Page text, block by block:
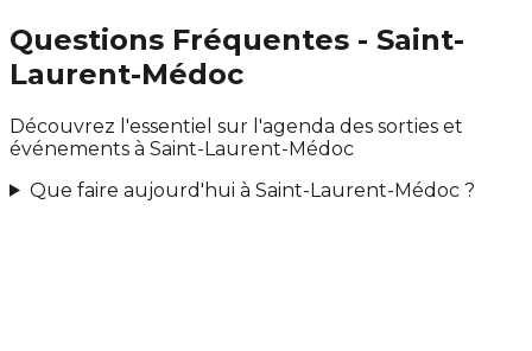
Questions Fréquentes - Saint-
Laurent-Médoc
Découvrez l'essentiel sur l'agenda des sorties et
événements à Saint-Laurent-Médoc
Que faire aujourd'hui à Saint-Laurent-Médoc ?